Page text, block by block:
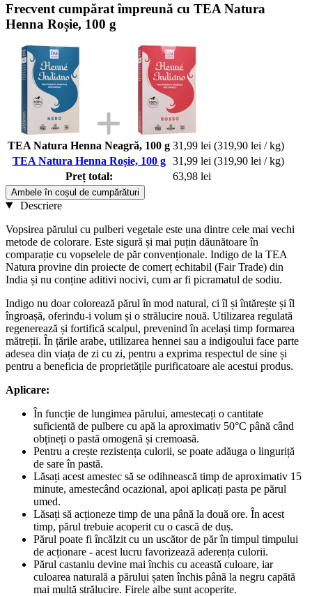
Frecvent cumpărat împreună cu TEA Natura
Henna Roșie, 100 g
TEA Natura Henna Neagră, 100 g 31,99 lei (319,90 lei / kg)
TEA Natura Henna Roșie, 100 g
31,99 lei (319,90 lei / kg)
Preț total:
63,98 lei
Ambele în coșul de cumpărături
Descriere
Vopsirea părului cu pulberi vegetale este una dintre cele mai vechi
metode de colorare. Este sigură și mai puțin dăunătoare în
comparație cu vopselele de păr convenționale. Indigo de la TEA
Natura provine din proiecte de comerț echitabil (Fair Trade) din
India și nu conține aditivi nocivi, cum ar fi picramatul de sodiu.
Indigo nu doar colorează părul în mod natural, ci îl și întărește și îl
îngroașă, oferindu-i volum și o strălucire nouă. Utilizarea regulată
regenerează și fortifică scalpul, prevenind în același timp formarea
mătreții. În țările arabe, utilizarea hennei sau a indigoului face parte
adesea din viața de zi cu zi, pentru a exprima respectul de sine și
pentru a beneficia de proprietățile purificatoare ale acestui produs.
Aplicare:
În funcție de lungimea părului, amestecați o cantitate
suficientă de pulbere cu apă la aproximativ 50°C până când
obțineți o pastă omogenă și cremoasă.
Pentru a crește rezistența culorii, se poate adăuga o linguriță
de sare în pastă.
Lăsați acest amestec să se odihnească timp de aproximativ 15
minute, amestecând ocazional, apoi aplicați pasta pe părul
umed.
Lăsați să acționeze timp de una până la două ore. În acest
timp, părul trebuie acoperit cu o cască de duș.
Părul poate fi încălzit cu un uscător de păr în timpul timpului
de acționare - acest lucru favorizează aderența culorii.
Părul castaniu devine mai închis cu această culoare, iar
culoarea naturală a părului șaten închis până la negru capătă
mai multă strălucire. Firele albe sunt acoperite.